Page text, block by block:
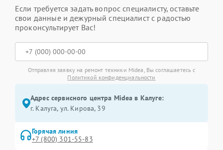
Если требуется задать вопрос специалисту, оставьте
свои данные и дежурный специалист с радостью
проконсультирует Вас!
Отправляя заявку на ремонт техники Midea, Вы соглашаетесь с
Политикой конфиденциальности
Адрес сервисного центра Midea в Калуге:
г. Калуга, ул. Кирова, 39
Горячая линия
+7 (800) 301-55-83